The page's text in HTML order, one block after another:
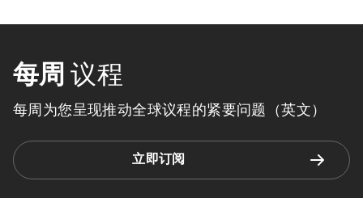
每周 议程
每周为您呈现推动全球议程的紧要问题（英文）
立即订阅